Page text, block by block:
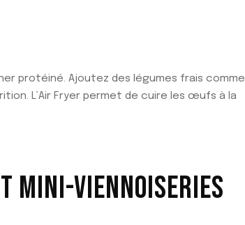
protéiné. Ajoutez des légumes frais comme
L’Air Fryer permet de cuire les œufs à la
MINI-VIENNOISERIES